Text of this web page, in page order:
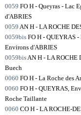
0059 FO H - Queyras - Lac
d'ABRIES
0059 AN H - LA ROCHE
0059bis FO H - QUEYRAS
Environs d'ABRIES
0059bisAN H - LA ROCHE
Buech
0060 FO H - La Roche des
0060 FO H - QUEYRAS,
Roche Taillante
0060 CO H - LA ROCHE-